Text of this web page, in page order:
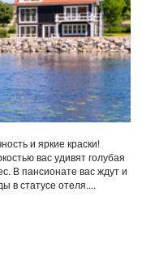
и яркие краски!
вас удивят голубая
В пансионате вас ждут и
в статусе отеля....